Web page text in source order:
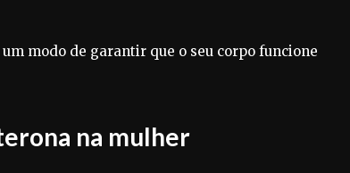
modo de garantir que o seu corpo funcione
na mulher